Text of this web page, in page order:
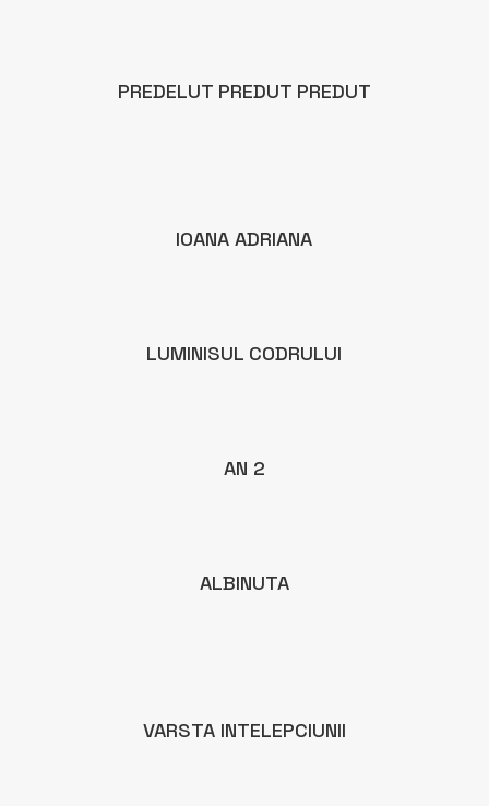
PREDELUT PREDUT PREDUT
IOANA ADRIANA
LUMINISUL CODRULUI
AN 2
ALBINUTA
VARSTA INTELEPCIUNII